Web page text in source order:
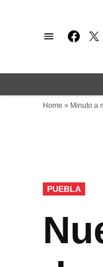
Home » Minuto a
PUBLICADO
EN
PUEBLA